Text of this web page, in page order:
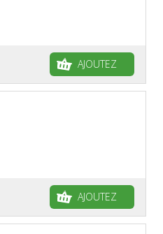
AJOUTEZ
AJOUTEZ